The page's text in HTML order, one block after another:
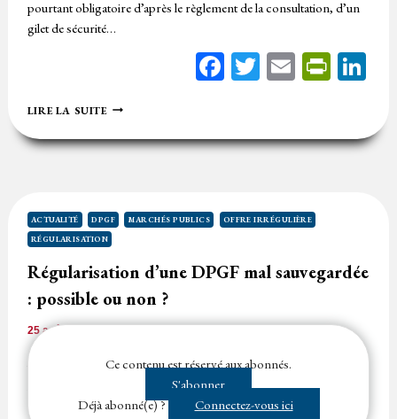
pourtant obligatoire d’après le règlement de la consultation, d’un
gilet de sécurité…
Facebook
Twitter
Email
LIRE LA SUITEPRENDRE
COMPTE
L’IRRÉGULARITÉ
PAS
LA
RÉGULARISER
ACTUALITÉ DPGF MARCHÉS PUBLICS
OFFRE IRRÉGULIÈRE
RÉGULARISATION
Régularisation d’une DPGF mal sauvegardée
: possible ou non ?
25 août 2024
Aux termes de l’article R. 2152-2 du Code de la commande
publique : » Dans toutes les procédures, l’acheteur peut autoriser
Ce contenu est réservé aux abonnés.
S'abonner
Déjà abonné(e) ?
Connectez-vous ici